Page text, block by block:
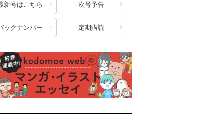
新号はこちら 次号予告
ックナンバー 定期購読